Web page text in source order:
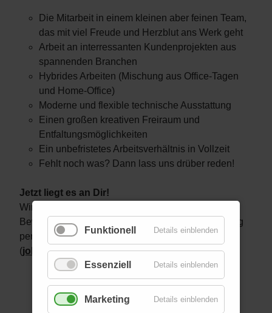
Die Mitarbeit in einem kleinen aber feinen Team,
das mit viel Freude und Herzblut ans Werk geht
Arbeit an interressanten Kundenprojekten aus
spannenden Branchen
Hybrides Arbeiten (Mischung aus Office-Tagen
und Home-Office)
Moderne und flexible technische Ausstattung
Einen großen kreativen Freiraum und
Entfaltungsmöglichkeiten
Ein unbefristetes Arbeitsverhältnis in Vollzeit
Fehlt noch was? Dann lass uns drüber reden!
Jetzt liegt es an Dir!
Wir freuen uns über Deine aussagekräftigen
Bewerbungsunterlagen und eine Gehaltsvorstellung
per E-Mail an Andreas Arnold
(jobs@goodwillrun.de).
Funktionell Details einblenden
Essenziell Details einblenden
Marketing Details einblenden